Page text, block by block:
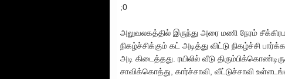
;0
அலுவலகத்தில் இருந்து அரை மணி நேரம்
நிகழ்ச்சிக்கும் கட் அடித்து விட்டு நிகழ்ச்சி
அடி கிடைத்தது. ரயிலில் வீடு
சாவிக்கொத்து, கார்ச்சாவி, வீட்டுச்சாவி